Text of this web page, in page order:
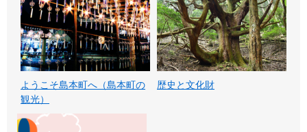
ようこそ島本町へ（島本町の
観光）
歴史と文化財